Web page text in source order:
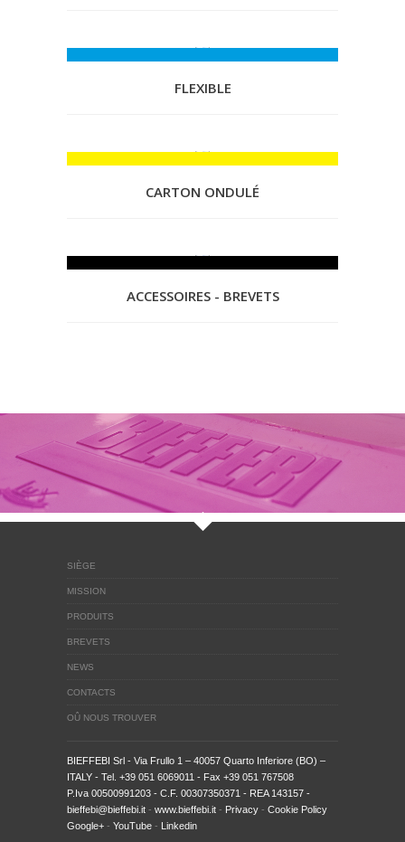
FLEXIBLE
CARTON ONDULÉ
ACCESSOIRES - BREVETS
SIÈGE
MISSION
PRODUITS
BREVETS
NEWS
CONTACTS
OÛ NOUS TROUVER
BIEFFEBI Srl - Via Frullo 1 – 40057 Quarto Inferiore (BO) –
ITALY - Tel. +39 051 6069011 - Fax +39 051 767508
P.Iva 00500991203 - C.F. 00307350371 - REA 143157 -
bieffebi@bieffebi.it - www.bieffebi.it - Privacy - Cookie Policy
Google+ - YouTube - Linkedin